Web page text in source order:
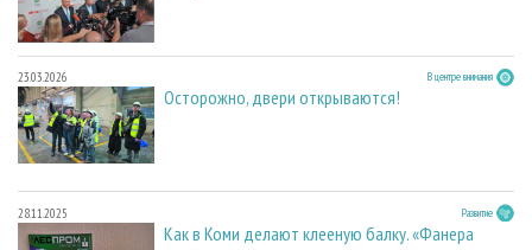
23.03.2026 В центре внимания
Осторожно, двери открываются!
28.11.2025 Развитие
Как в Коми делают клееную балку. «Фанера